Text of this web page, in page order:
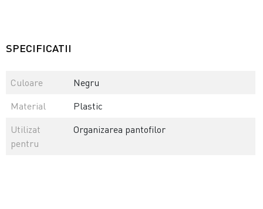
SPECIFICATII
Culoare
Negru
Material
Plastic
Utilizat
pentru
Organizarea pantofilor